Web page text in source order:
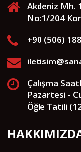
Akdeniz Mh.
No:1/204
+90 (506)
Çalışma
Pazartesi -
Öğle Tatili